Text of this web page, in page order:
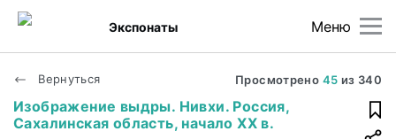
Меню
Экспонаты
Вернуться Просмотрено 45 из 340
Изображение выдры. Нивхи. Россия,
Сахалинская область, начало ХХ в.